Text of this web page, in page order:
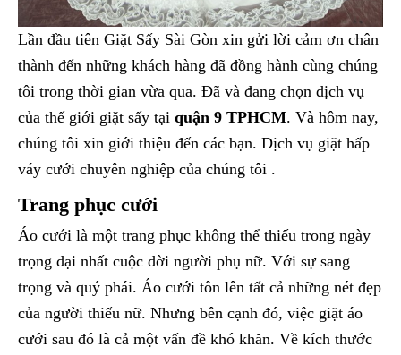
Lần đầu tiên Giặt Sấy Sài Gòn xin gửi lời cảm ơn chân
thành đến những khách hàng đã đồng hành cùng chúng
tôi trong thời gian vừa qua. Đã và đang chọn dịch vụ
của thế giới giặt sấy tại quận 9 TPHCM. Và hôm nay,
chúng tôi xin giới thiệu đến các bạn. Dịch vụ giặt hấp
váy cưới chuyên nghiệp của chúng tôi .
Trang phục cưới
Áo cưới là một trang phục không thể thiếu trong ngày
trọng đại nhất cuộc đời người phụ nữ. Với sự sang
trọng và quý phái. Áo cưới tôn lên tất cả những nét đẹp
của người thiếu nữ. Nhưng bên cạnh đó, việc giặt áo
cưới sau đó là cả một vấn đề khó khăn. Về kích thước